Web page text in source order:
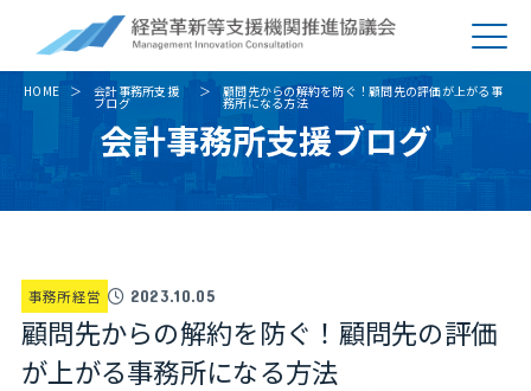
HOME 会計事務所支援
ブログ
顧問先からの解約を防ぐ！顧問先の評価が上がる事
務所になる方法
会計事務所支援ブログ
事務所経営 2023.10.05
顧問先からの解約を防ぐ！顧問先の評価
が上がる事務所になる方法